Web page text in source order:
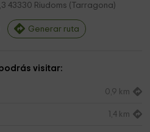
43330 Riudoms ( Tarragona)
Generar ruta
visitar:
0,9 km
1,4 km